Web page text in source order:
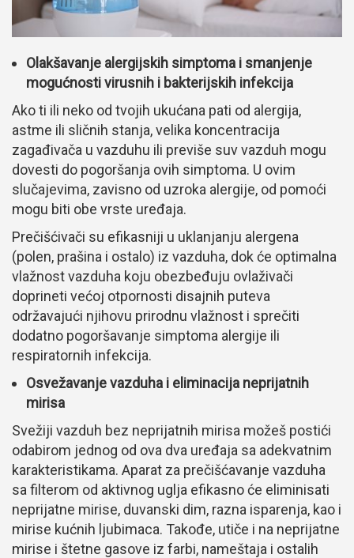
Olakšavanje alergijskih simptoma i smanjenje
mogućnosti virusnih i bakterijskih infekcija
Ako ti ili neko od tvojih ukućana pati od alergija,
astme ili sličnih stanja, velika koncentracija
zagađivača u vazduhu ili previše suv vazduh mogu
dovesti do pogoršanja ovih simptoma. U ovim
slučajevima, zavisno od uzroka alergije, od pomoći
mogu biti obe vrste uređaja.
Prečišćivači su efikasniji u uklanjanju alergena
(polen, prašina i ostalo) iz vazduha, dok će optimalna
vlažnost vazduha koju obezbeđuju ovlaživači
doprineti većoj otpornosti disajnih puteva
održavajući njihovu prirodnu vlažnost i sprečiti
dodatno pogoršavanje simptoma alergije ili
respiratornih infekcija.
Osvežavanje vazduha i eliminacija neprijatnih
mirisa
Svežiji vazduh bez neprijatnih mirisa možeš postići
odabirom jednog od ova dva uređaja sa adekvatnim
karakteristikama. Aparat za prečišćavanje vazduha
sa filterom od aktivnog uglja efikasno će eliminisati
neprijatne mirise, duvanski dim, razna isparenja, kao i
mirise kućnih ljubimaca. Takođe, utiče i na neprijatne
mirise i štetne gasove iz farbi, nameštaja i ostalih